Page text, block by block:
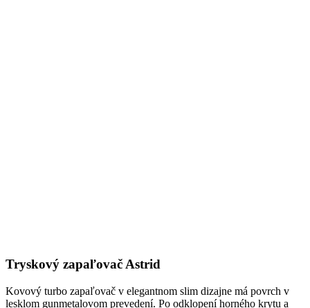
Tryskový zapaľovač Astrid
Kovový turbo zapaľovač v elegantnom slim dizajne má povrch v
lesklom gunmetalovom prevedení. Po odklopení horného krytu a